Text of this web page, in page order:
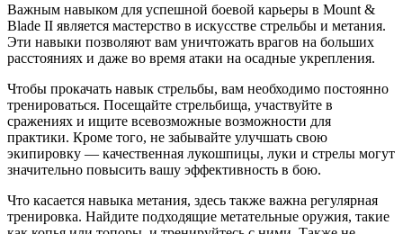
Важным навыком для успешной боевой карьеры в Mount &
Blade II является мастерство в искусстве стрельбы и метания.
Эти навыки позволяют вам уничтожать врагов на больших
расстояниях и даже во время атаки на осадные укрепления.
Чтобы прокачать навык стрельбы, вам необходимо постоянно
тренироваться. Посещайте стрельбища, участвуйте в
сражениях и ищите всевозможные возможности для
практики. Кроме того, не забывайте улучшать свою
экипировку — качественная лукошпицы, луки и стрелы могут
значительно повысить вашу эффективность в бою.
Что касается навыка метания, здесь также важна регулярная
тренировка. Найдите подходящие метательные оружия, такие